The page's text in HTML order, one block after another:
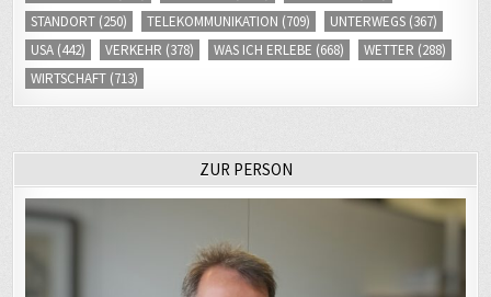
STANDORT (250) TELEKOMMUNIKATION (709) UNTERWEGS (367)
USA (442) VERKEHR (378) WAS ICH ERLEBE (668) WETTER (288)
WIRTSCHAFT (713)
ZUR PERSON